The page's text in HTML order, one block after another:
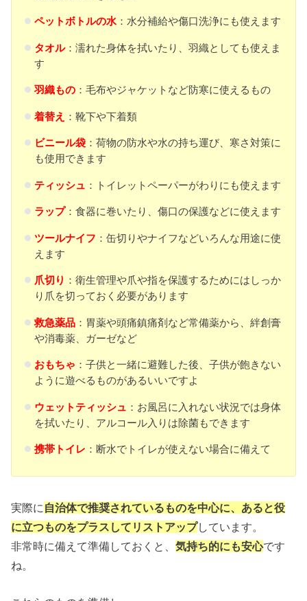
ペットボトルの水：水分補給や傷口洗浄にも使えます
タオル：濡れた身体を拭いたり、羽織としても使えま
す
羽織もの：毛布やジャケットなど防寒に使えるもの
着替え ：靴下や下着類
ビニール袋：荷物の防水や水の持ち運び、寒さ対策に
も使用できます
ティッシュ ：トイレットペーパーがわりにも使えます
ラップ：食器に巻いたり、傷口の保護などに使えます
ツールナイフ ：缶切りやナイフなどいろんな用途に使
えます
爪切り ：衛生管理や爪や指を保護するためにはしっか
り爪を切っておく必要があります
救急薬品：胃薬や頭痛鎮痛剤など常備薬から、絆創膏
や消毒薬、ガーゼなど
おもちゃ ：子供と一緒に避難した後、子供が飽きない
ように遊べるものがあるいいですよ
ウェットティッシュ ：お風呂に入れない状況では身体
を拭いたり、アルコール入りは除菌もできます
携帯トイレ ：断水でトイレが使えない場合に備えて
実際に 自治体で推奨されているものを中心に、あると役
に立つものをプラスしてリストアップしています。
非常時に備えて準備しておくと、気持ち的にも安心です
ね。